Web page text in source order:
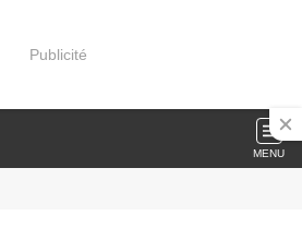
Publicité
MENU